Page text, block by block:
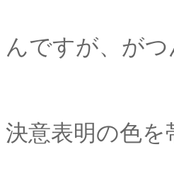
「･･････
んですが、が
薫の声音
決意表明の色を
老人は可